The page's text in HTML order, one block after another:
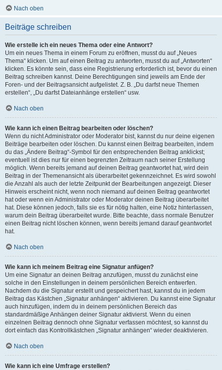
Nach oben
Beiträge schreiben
Wie erstelle ich ein neues Thema oder eine Antwort?
Um ein neues Thema in einem Forum zu eröffnen, musst du auf „Neues
Thema“ klicken. Um auf einen Beitrag zu antworten, musst du auf „Antworten“
klicken. Es könnte sein, dass eine Registrierung erforderlich ist, bevor du einen
Beitrag schreiben kannst. Deine Berechtigungen sind jeweils am Ende der
Foren- und der Beitragsansicht aufgelistet. Z. B. „Du darfst neue Themen
erstellen“, „Du darfst Dateianhänge erstellen“ usw.
Nach oben
Wie kann ich einen Beitrag bearbeiten oder löschen?
Wenn du nicht Administrator oder Moderator bist, kannst du nur deine eigenen
Beiträge bearbeiten oder löschen. Du kannst einen Beitrag bearbeiten, indem
du das „Ändere Beitrag“-Symbol für den entsprechenden Beitrag anklickst;
eventuell ist dies nur für einen begrenzten Zeitraum nach seiner Erstellung
möglich. Wenn bereits jemand auf deinen Beitrag geantwortet hat, wird dein
Beitrag in der Themenansicht als überarbeitet gekennzeichnet. Es wird sowohl
die Anzahl als auch der letzte Zeitpunkt der Bearbeitungen angezeigt. Dieser
Hinweis erscheint nicht, wenn noch niemand auf deinen Beitrag geantwortet
hat oder wenn ein Administrator oder Moderator deinen Beitrag überarbeitet
hat. Diese können jedoch, falls sie es für nötig halten, eine Notiz hinterlassen,
warum dein Beitrag überarbeitet wurde. Bitte beachte, dass normale Benutzer
einen Beitrag nicht löschen können, wenn bereits jemand darauf geantwortet
hat.
Nach oben
Wie kann ich meinem Beitrag eine Signatur anfügen?
Um eine Signatur an deinen Beitrag anzufügen, musst du zunächst eine
solche in den Einstellungen in deinem persönlichen Bereich entwerfen.
Nachdem du die Signatur erstellt und gespeichert hast, kannst du in jedem
Beitrag das Kästchen „Signatur anhängen“ aktivieren. Du kannst eine Signatur
auch hinzufügen, indem du in deinem persönlichen Bereich das
standardmäßige Anhängen deiner Signatur aktivierst. Wenn du einen
einzelnen Beitrag dennoch ohne Signatur verfassen möchtest, so kannst du
dort einfach das Kontrollkästchen „Signatur anhängen“ wieder deaktivieren.
Nach oben
Wie kann ich eine Umfrage erstellen?